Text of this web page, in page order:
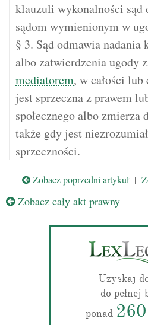
klauzuli wykonalności sąd
sądom wymienionym w
§ 3. Sąd odmawia
albo zatwierdzenia ugody
mediatorem, w całości
jest sprzeczna z prawem
społecznego albo zmierza
także gdy jest
sprzeczności.
Zobacz poprzedni artykuł |
Zobacz cały akt prawny
Uzyskaj
do pełnej
ponad